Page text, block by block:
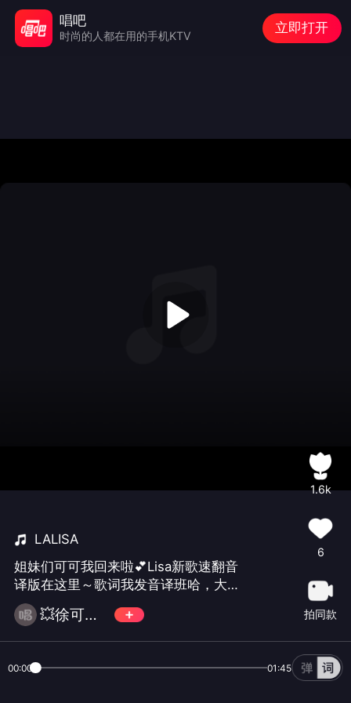
LALISA
姐妹们可可我回来啦💕Lisa新歌速翻音
译版在这里～歌词我发音译班哈，大家
自取👌周末教！！
💥徐可可可可可🍓
1.6k
6
拍同款
00:00 01:45
唱吧
时尚的人都在用的手机KTV
立即打开